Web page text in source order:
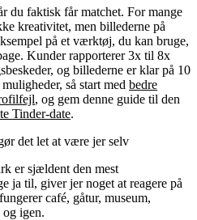
du faktisk får matchet. For mange
kreativitet, men billederne på
på et værktøj, du kan bruge,
Kunder rapporterer 3x til 8x
og billederne er klar på 10
så start med bedre
, og gem denne guide til den
Tinder-date.
det let at være jer selv
er sjældent den mest
ja til, giver jer noget at reagere på
café, gåtur, museum,
igen.